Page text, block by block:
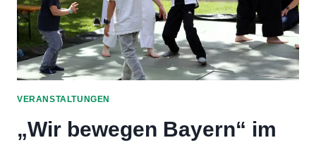
VERANSTALTUNGEN
„Wir bewegen Bayern“ im